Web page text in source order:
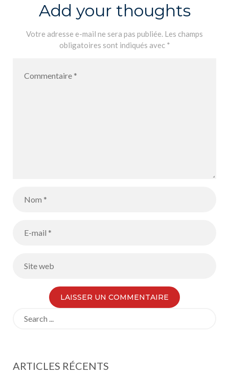
Add your thoughts
Votre adresse e-mail ne sera pas publiée. Les champs
obligatoires sont indiqués avec *
ARTICLES RÉCENTS